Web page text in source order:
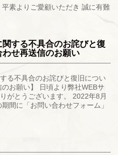
素よりご愛顧いただき 誠に有難
する不具合のお詫びと復
わせ再送信のお願い
る不具合のお詫びと復旧につい
お願い】 日頃より弊社WEBサ
がとうございます。 2022年8月
間に「お問い合わせフォーム」